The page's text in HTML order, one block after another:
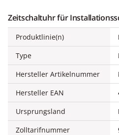
Zeitschaltuhr für
Produktlinie(n)
Type
Hersteller Artikelnummer
Hersteller EAN
Ursprungsland
Zolltarifnummer